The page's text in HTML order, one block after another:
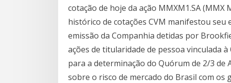
cotação de hoje da ação MMXM1.SA (MMX
histórico de cotações CVM manifestou seu
emissão da Companhia detidas por
ações de titularidade de pessoa vinculada
para a determinação do Quórum de 2/3 de
sobre o risco de mercado do Brasil com os